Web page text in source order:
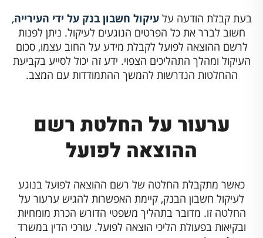
בעת קבלת הודעה עלעיקול חשבון בנק על ידי העירייה,
חשוב לברר את כל הפרטים הנוגעים לעיקול. ניתן לפנות
לרשם ההוצאה לפועל לקבלת מידע על החוב עצמו, סכום
העיקול ומהלך התהליכים הצפוי. ידע זה יכול לסייע בקביעת
ההחלטות הנדרשות להמשך ההתמודדות עם המצב.
ערעור על החלטת רשם
ההוצאה לפועל
כאשר מתקבלת החלטה של רשם ההוצאה לפועל בנוגע
לעיקול חשבון הבנק, קיימת האפשרות להגיש ערעור על
החלטה זו. מדובר בתהליך משפטי הדורש הכרת מומחיות
ובקיאות בפעולת הליכי הוצאה לפועל. עורכי הדין במשרד